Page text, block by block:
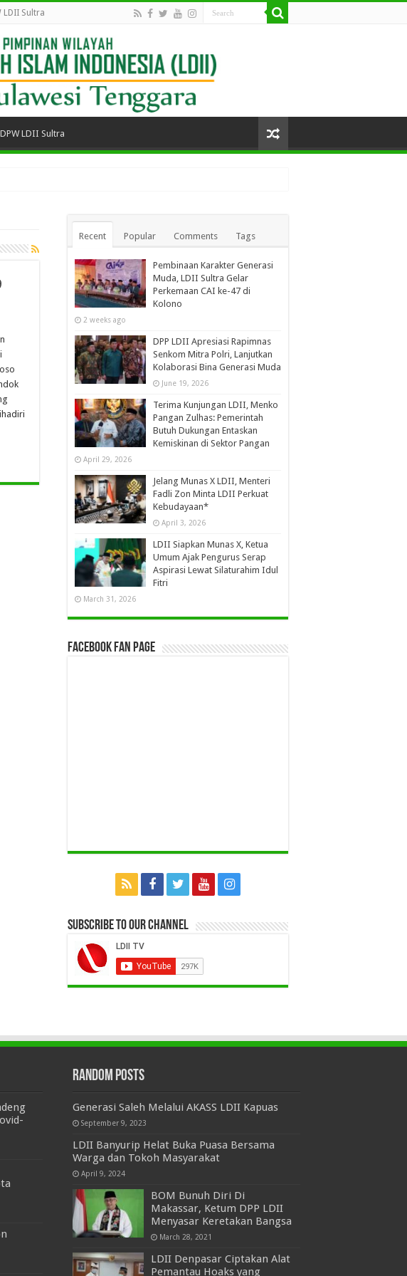
LDII Sultra
LDII Sultra
Recent Popular Comments Tags
Pembinaan Karakter Generasi
Muda, LDII Sultra Gelar
Perkemaan CAI ke-47 di
Kolono
2 weeks ago
DPP LDII Apresiasi Rapimnas
Senkom Mitra Polri, Lanjutkan
Kolaborasi Bina Generasi Muda
June 19, 2026
Terima Kunjungan LDII, Menko
Pangan Zulhas: Pemerintah
Butuh Dukungan Entaskan
Kemiskinan di Sektor Pangan
April 29, 2026
Jelang Munas X LDII, Menteri
Fadli Zon Minta LDII Perkuat
Kebudayaan*
April 3, 2026
LDII Siapkan Munas X, Ketua
Umum Ajak Pengurus Serap
Aspirasi Lewat Silaturahim Idul
Fitri
March 31, 2026
Facebook Fan Page
Subscribe to our Channel
Random Posts
Generasi Saleh Melalui AKASS LDII Kapuas
September 9, 2023
LDII Banyurip Helat Buka Puasa Bersama
Warga dan Tokoh Masyarakat
April 9, 2024
BOM Bunuh Diri Di
Makassar, Ketum DPP LDII
Menyasar Keretakan Bangsa
March 28, 2021
LDII Denpasar Ciptakan Alat
Pemantau Hoaks yang